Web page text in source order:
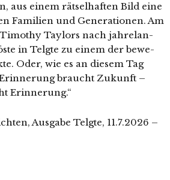
aus einem rät­sel­haf­ten Bild eine
Familien und Generationen. Am
Timothy Taylors nach jah­re­lan­
in Telgte zu einem der bewe­
Oder, wie es an die­sem Tag
braucht Zukunft –
Erinnerung.“
Ausgabe Telgte, 11.7.2026 –